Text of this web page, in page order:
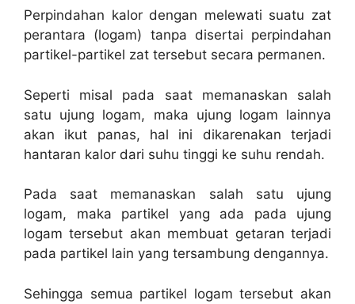
Perpindahan kalor dengan melewati suatu zat
perantara (logam) tanpa disertai perpindahan
partikel-partikel zat tersebut secara permanen.
Seperti misal pada saat memanaskan salah
satu ujung logam, maka ujung logam lainnya
akan ikut panas, hal ini dikarenakan terjadi
hantaran kalor dari suhu tinggi ke suhu rendah.
Pada saat memanaskan salah satu ujung
logam, maka partikel yang ada pada ujung
logam tersebut akan membuat getaran terjadi
pada partikel lain yang tersambung dengannya.
Sehingga semua partikel logam tersebut akan